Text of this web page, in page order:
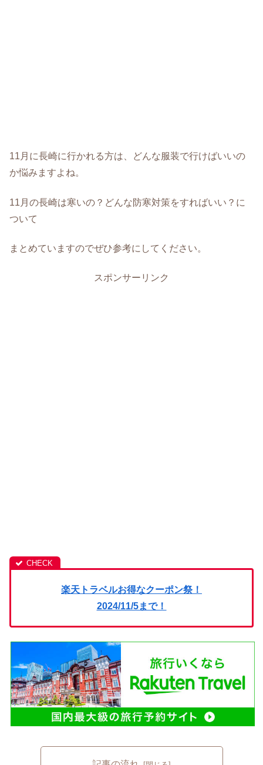
11月に長崎に行かれる方は、どんな服装で行けばいいの
か悩みますよね。
11月の長崎は寒いの？どんな防寒対策をすればいい？に
ついて
まとめていますのでぜひ参考にしてください。
スポンサーリンク
楽天トラベルお得なクーポン祭！
2024/11/5まで！